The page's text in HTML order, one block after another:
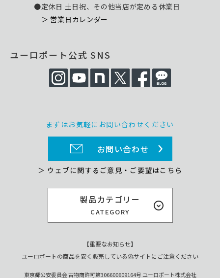
製品カテゴリー
CATEGORY
●定休日 土日祝、その他当店が定める休業日
＞ 営業日カレンダー
ユーロポート公式 SNS
まずはお気軽にお問い合わせください
お問い合わせ
＞ ウェブに関するご意見・ご要望はこちら
【重要なお知らせ】
ユーロポートの商品を安く販売している偽サイトにご注意ください
東京都公安委員会 古物商許可第306600609164号 ユーロポート株式会社